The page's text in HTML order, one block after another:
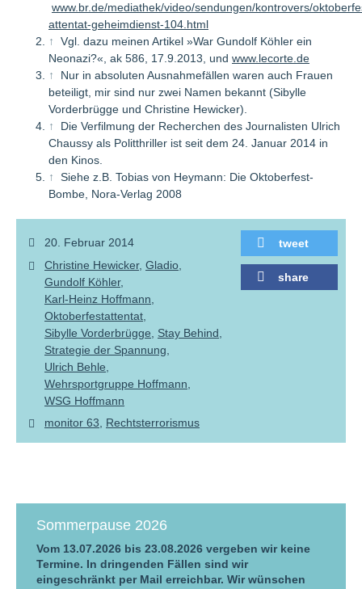
www.br.de/mediathek/video/sendungen/kontrovers/
attentat-geheimdienst-104.html
↑
Vgl. dazu meinen Artikel »War Gundolf Köhler ein
Neonazi?«, ak 586, 17.9.2013, und www.lecorte.de
↑
Nur in absoluten Ausnahmefällen waren auch Frauen
beteiligt, mir sind nur zwei Namen bekannt (Sibylle
Vorderbrügge und Christine Hewicker).
↑
Die Verfilmung der Recherchen des Journalisten Ulrich
Chaussy als Politthriller ist seit dem 24. Januar 2014 in
den Kinos.
↑
Siehe z.B. Tobias von Heymann: Die Oktoberfest-
Bombe, Nora-Verlag 2008
tweet
share
20. Februar 2014
Christine Hewicker Gladio
Gundolf Köhler
Karl-Heinz Hoffmann
Oktoberfestattentat
Sibylle Vorderbrügge
Stay Behind
Strategie der Spannung
Ulrich Behle
Wehrsportgruppe Hoffmann
WSG Hoffmann
monitor 63
Rechtsterrorismus
Sommerpause 2026
Vom 13.07.2026 bis 23.08.2026 vergeben wir keine
Termine. In dringenden Fällen sind wir
eingeschränkt per Mail erreichbar. Wir wünschen